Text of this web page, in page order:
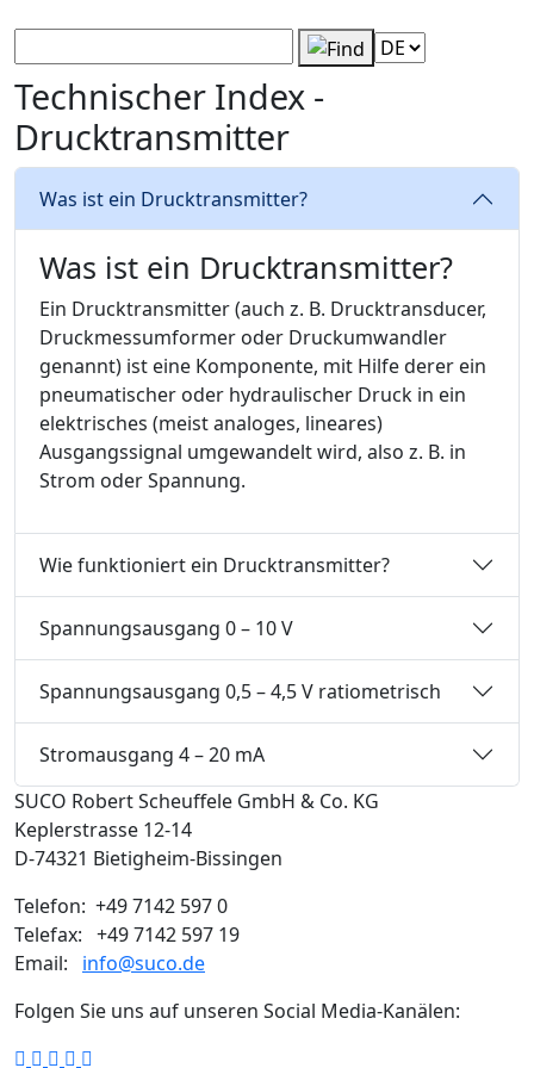
Technischer Index -
Drucktransmitter
Was ist ein Drucktransmitter?
Was ist ein Drucktransmitter?
Ein Drucktransmitter (auch z. B. Drucktransducer,
Druckmessumformer oder Druckumwandler
genannt) ist eine Komponente, mit Hilfe derer ein
pneumatischer oder hydraulischer Druck in ein
elektrisches (meist analoges, lineares)
Ausgangssignal umgewandelt wird, also z. B. in
Strom oder Spannung.
Wie funktioniert ein Drucktransmitter?
Spannungsausgang 0 – 10 V
Spannungsausgang 0,5 – 4,5 V ratiometrisch
Stromausgang 4 – 20 mA
SUCO Robert Scheuffele GmbH & Co. KG
Keplerstrasse 12-14
D-74321 Bietigheim-Bissingen
Telefon: +49 7142 597 0
Telefax: +49 7142 597 19
Email: info@suco.de
Folgen Sie uns auf unseren Social Media-Kanälen: